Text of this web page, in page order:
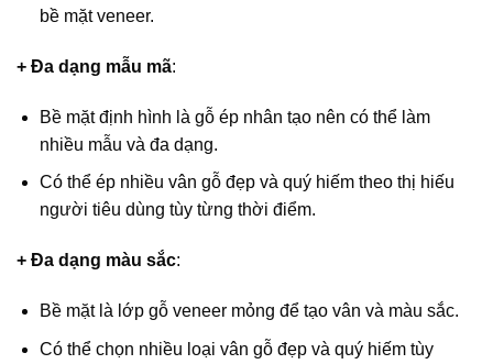
bề mặt veneer.
+ Đa dạng mẫu mã:
Bề mặt định hình là gỗ ép nhân tạo nên có thể làm
nhiều mẫu và đa dạng.
Có thể ép nhiều vân gỗ đẹp và quý hiếm theo thị hiếu
người tiêu dùng tùy từng thời điểm.
+ Đa dạng màu sắc:
Bề mặt là lớp gỗ veneer mỏng để tạo vân và màu sắc.
Có thể chọn nhiều loại vân gỗ đẹp và quý hiếm tùy